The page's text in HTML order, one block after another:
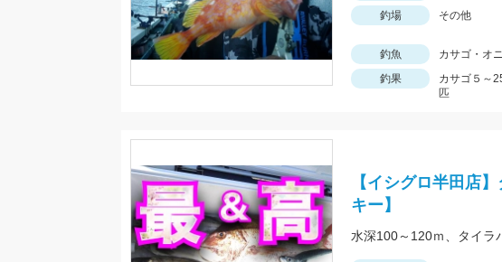
釣場
その他
釣魚
カサゴ・オ
釣果
カサゴ５～
匹
【イシグロ半田店
キー】
水深100～120ｍ、タイラ